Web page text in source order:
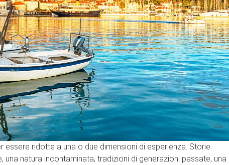
ridotte a una o due dimensioni di esperienza. Storie
natura incontaminata, tradizioni di generazioni passate, una